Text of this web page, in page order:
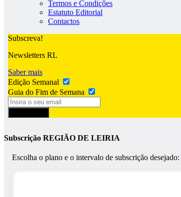
Termos e Condições
Estatuto Editorial
Contactos
Subscreva!
Newsletters RL
Saber mais
Edição Semanal
Guia do Fim de Semana
Subscrição REGIÃO DE LEIRIA
Escolha o plano e o intervalo de subscrição desejado: